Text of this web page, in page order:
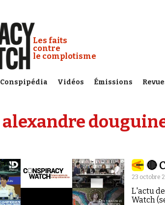
Conspiracy Watch :
Les faits
contre
le complotisme
Conspipédia Vidéos Émissions
alexandre
🔴
23 octobre
L'actu
Watch